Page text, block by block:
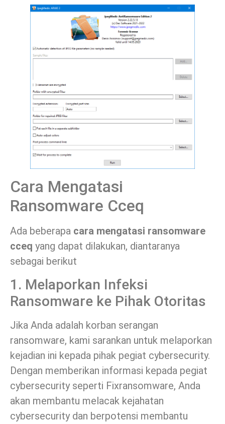
Cara Mengatasi
Ransomware Cceq
Ada beberapa cara mengatasi ransomware
cceq yang dapat dilakukan, diantaranya
sebagai berikut
1. Melaporkan Infeksi
Ransomware ke Pihak Otoritas
Jika Anda adalah korban serangan
ransomware, kami sarankan untuk melaporkan
kejadian ini kepada pihak pegiat cybersecurity.
Dengan memberikan informasi kepada pegiat
cybersecurity seperti Fixransomware, Anda
akan membantu melacak kejahatan
cybersecurity dan berpotensi membantu